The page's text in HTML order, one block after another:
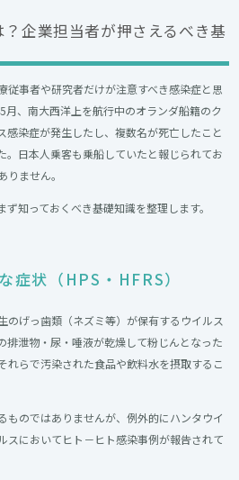
企業担当者が押さえるべき基
従事者や研究者だけが注意すべき感染症と思
、南大西洋上を航行中のオランダ船籍のク
感染症が発生したし、複数名が死亡したこと
。日本人乗客も乗船していたと報じられてお
ません。
知っておくべき基礎知識を整理します。
症状（HPS・HFRS）
のげっ歯類（ネズミ等）が保有するウイルス
排泄物・尿・唾液が乾燥して粉じんとなった
れらで汚染された食品や飲料水を摂取するこ
ものではありませんが、例外的にハンタウイ
スにおいてヒト－ヒト感染事例が報告されて